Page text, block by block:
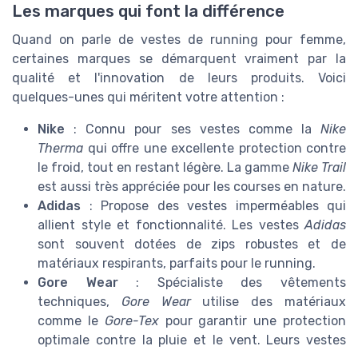
Les marques qui font la différence
Quand on parle de vestes de running pour femme,
certaines marques se démarquent vraiment par la
qualité et l'innovation de leurs produits. Voici
quelques-unes qui méritent votre attention :
Nike : Connu pour ses vestes comme la Nike
Therma qui offre une excellente protection contre
le froid, tout en restant légère. La gamme Nike Trail
est aussi très appréciée pour les courses en nature.
Adidas : Propose des vestes imperméables qui
allient style et fonctionnalité. Les vestesAdidas
sont souvent dotées de zips robustes et de
matériaux respirants, parfaits pour le running.
Gore Wear: Spécialiste des vêtements
techniques, Gore Wearutilise des matériaux
comme le Gore-Texpour garantir une protection
optimale contre la pluie et le vent. Leurs vestes